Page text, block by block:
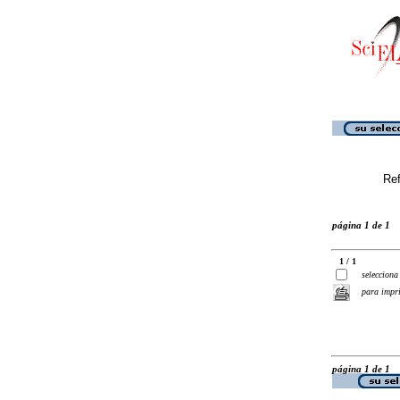
página 1 de 1
1 / 1
selecciona
para
página 1 de 1